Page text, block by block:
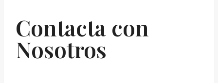
Contacta con
Nosotros